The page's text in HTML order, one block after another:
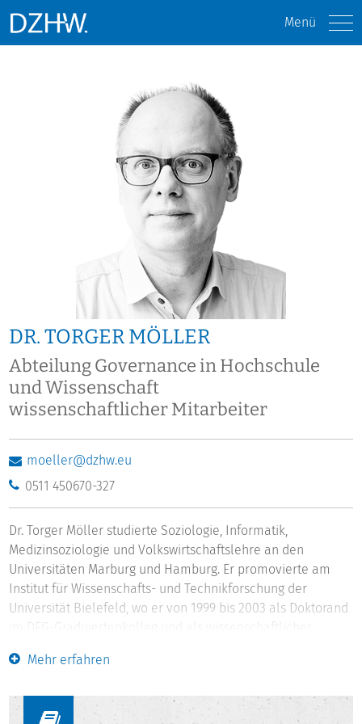
Menü
DR. TORGER MÖLLER
Abteilung Governance in Hochschule
und Wissenschaft
wissenschaftlicher Mitarbeiter
moeller@dzhw.eu
0511 450670-327
Dr. Torger Möller studierte Soziologie, Informatik,
Medizinsoziologie und Volkswirtschaftslehre an den
Universitäten Marburg und Hamburg. Er promovierte am
Institut für Wissenschafts- und Technikforschung der
Universität Bielefeld, wo er von 1999 bis 2003 als Doktorand
wurden mit dem zweiten Platz des Nachwuchspreises des
2003 bis 2007 arbeitete er als wissenschaftlicher Mitarbeiter
Mehr erfahren